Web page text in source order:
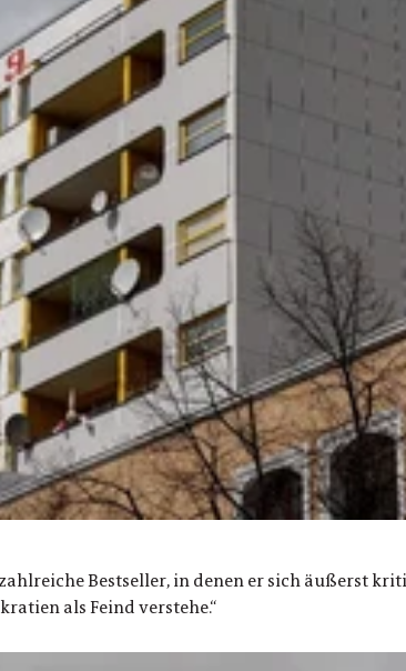
Bestseller, in denen er sich äußerst
als Feind verstehe.“